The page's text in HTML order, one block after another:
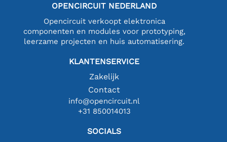
OPENCIRCUIT NEDERLAND
Opencircuit verkoopt elektronica
componenten en modules voor prototyping,
leerzame projecten en huis automatisering.
KLANTENSERVICE
Zakelijk
Contact
info@opencircuit.nl
+31 850014013
SOCIALS